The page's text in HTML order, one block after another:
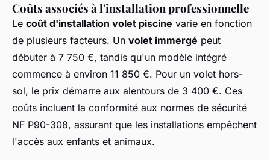
Coûts associés à l'installation professionnelle
Le coût d'installation volet piscine varie en fonction
de plusieurs facteurs. Un volet immergé peut
débuter à 7 750 €, tandis qu'un modèle intégré
commence à environ 11 850 €. Pour un volet hors-
sol, le prix démarre aux alentours de 3 400 €. Ces
coûts incluent la conformité aux normes de sécurité
NF P90-308, assurant que les installations empêchent
l'accès aux enfants et animaux.